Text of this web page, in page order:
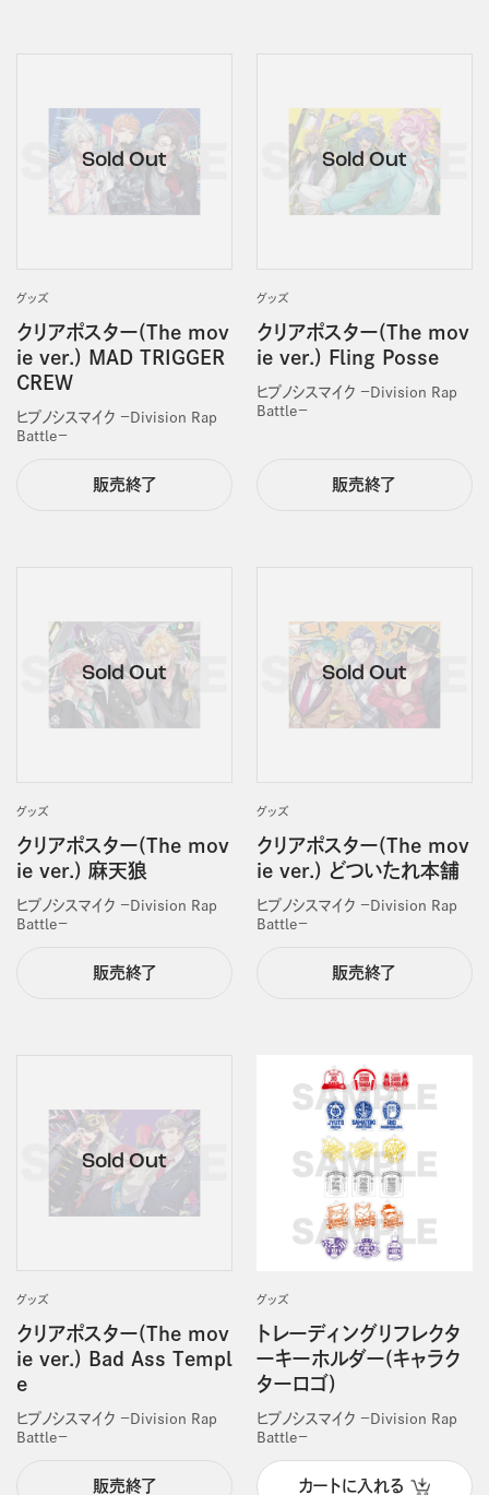
グッズ
クリアポスター(The mov
ie ver.) MAD TRIGGER
CREW
ヒプノシスマイク －Division Rap
Battle－
販売終了
グッズ
クリアポスター(The mov
ie ver.) Fling Posse
ヒプノシスマイク －Division Rap
Battle－
販売終了
グッズ
クリアポスター(The mov
ie ver.) 麻天狼
ヒプノシスマイク －Division Rap
Battle－
販売終了
グッズ
クリアポスター(The mov
ie ver.) どついたれ本舗
ヒプノシスマイク －Division Rap
Battle－
販売終了
グッズ
クリアポスター(The mov
ie ver.) Bad Ass Templ
e
ヒプノシスマイク －Division Rap
Battle－
販売終了
グッズ
トレーディングリフレクタ
ーキーホルダー(キャラク
ターロゴ)
ヒプノシスマイク －Division Rap
Battle－
カートに入れる